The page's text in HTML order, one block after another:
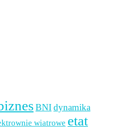
BNIdynamika
wiatrowe etat